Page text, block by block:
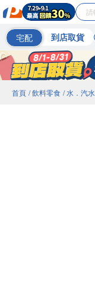
宅配 到店取貨
首頁 / 飲料零食 / 水．汽水